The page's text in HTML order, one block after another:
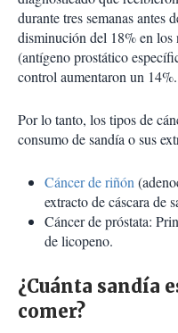
durante tres semanas antes
disminución del 18% en los
(antígeno prostático
control aumentaron un 14%.
Por lo tanto, los tipos de
consumo de sandía o sus
Cáncer de riñón
extracto de cáscara de
Cáncer de próstata:
de licopeno.
¿Cuánta sandía
comer?